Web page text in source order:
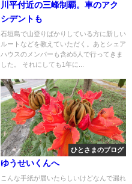
川平付近の三峰制覇。車のアク
シデントも
石垣島で山登りばかりしている方に新しい
ルートなどを教えていただく。あとシェア
ハウスのメンバーも含め5人で行ってきま
した。 それにしても1年に...
ひとさまのブログ
ゆうせいくんへ
こんな手紙が届いたらしいけどなんで漏れ